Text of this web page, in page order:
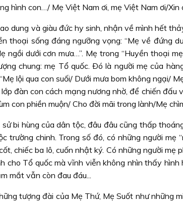
hình con…/ Mẹ Việt Nam ơi, mẹ Việt Nam ơi/Xin
dung và giàu đức hy sinh, nhận về mình hết
thoại sống đáng ngưỡng vọng: “Mẹ về đứng
ngồi dưới cơn mưa…”. Mẹ trong “Huyền thoại
chung: mẹ Tổ quốc. Ðó là người mẹ của
lội qua con suối/ Dưới mưa bom không ngại/
đàn con cách mạng nương nhờ, để chiến đấu
con phiền muộn/ Cho đời mãi trong lành/Mẹ
bi hùng của dân tộc, đâu đâu cũng thấp
trường chinh. Trong số đó, có những người mẹ
chiếc ba lô, cuốn nhật ký. Có những người
cho Tổ quốc mà vĩnh viễn không nhìn thấy
mắt vẫn còn đau đáu...
tượng đài của Mẹ Thứ, Mẹ Suốt như những